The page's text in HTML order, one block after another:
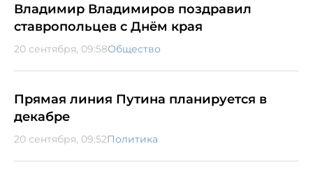
Владимир Владимиров поздравил
ставропольцев с Днём края
20 сентября, 09:58Общество
Прямая линия Путина планируется в
декабре
20 сентября, 09:52Политика